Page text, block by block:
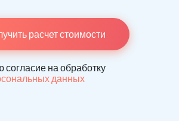
расчет стоимости
согласие на обработку
данных